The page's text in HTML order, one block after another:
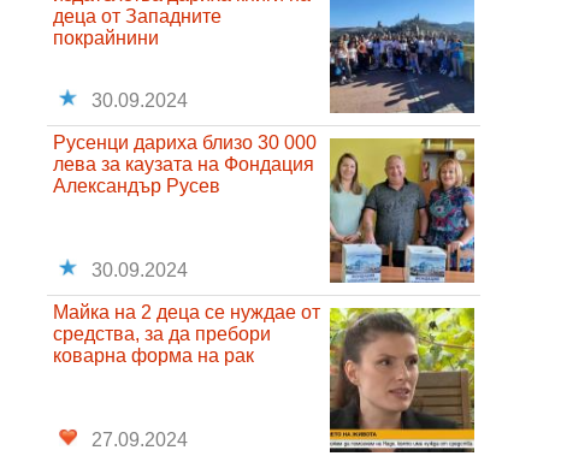
деца от Западните
покрайнини
30.09.2024
Русенци дариха близо 30 000
лева за каузата на Фондация
Александър Русев
30.09.2024
Майка на 2 деца се нуждае от
средства, за да пребори
коварна форма на рак
27.09.2024